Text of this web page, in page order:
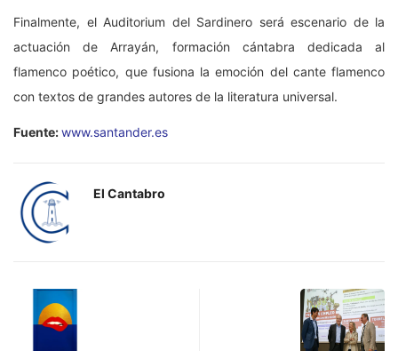
Finalmente, el Auditorium del Sardinero será escenario de la
actuación de Arrayán, formación cántabra dedicada al
flamenco poético, que fusiona la emoción del cante flamenco
con textos de grandes autores de la literatura universal.
Fuente:www.santander.es
El Cantabro